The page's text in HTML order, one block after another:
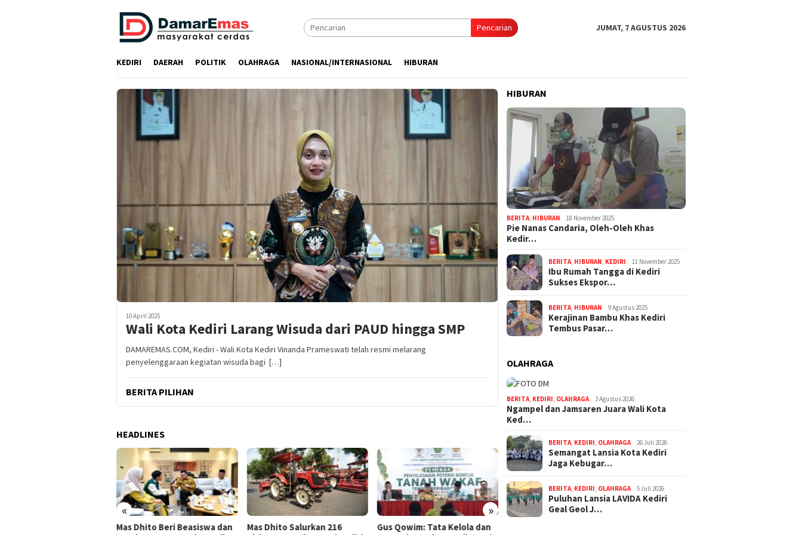
Pencarian JUMAT, 7 AGUSTUS 2026
KEDIRI DAERAH POLITIK OLAHRAGA NASIONAL/INTERNASIONAL HIBURAN
10 April 2025
Wali Kota Kediri Larang Wisuda dari PAUD hingga SMP
DAMAREMAS.COM, Kediri - Wali Kota Kediri Vinanda Prameswati telah resmi melarang
penyelenggaraan kegiatan wisuda bagi […]
BERITA PILIHAN
HEADLINES
« »
Mas Dhito Beri Beasiswa dan
Mas Dhito Salurkan 216
Gus Qowim: Tata Kelola dan
Mas Dhito Minta Camat
Proaktif Pantau Perubahan
Desil Warga agar Bantuan
Sosial Tepat Sasaran
Mas Dhito Minta Tiap
Kecamatan Bentuk Satgas
Kesehatan, Fokus Tangani
Stunting, TBC, dan DBD
HIBURAN
BERITA HIBURAN 18 November 2025
Pie Nanas Candaria, Oleh-Oleh Khas
Kedir…
BERITA HIBURAN KEDIRI 11 November 2025
Ibu Rumah Tangga di Kediri
Sukses Ekspor…
BERITA HIBURAN 9 Agustus 2025
Kerajinan Bambu Khas Kediri
Tembus Pasar…
OLAHRAGA
BERITA KEDIRI OLAHRAGA 3 Agustus 2026
Ngampel dan Jamsaren Juara Wali Kota
Ked…
BERITA KEDIRI OLAHRAGA 26 Juli 2026
Semangat Lansia Kota Kediri
Jaga Kebugar…
BERITA KEDIRI OLAHRAGA 5 Juli 2026
Puluhan Lansia LAVIDA Kediri
Geal Geol J…